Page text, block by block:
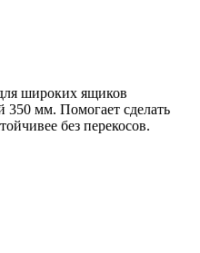
широких ящиков
мм. Помогает сделать
без перекосов.